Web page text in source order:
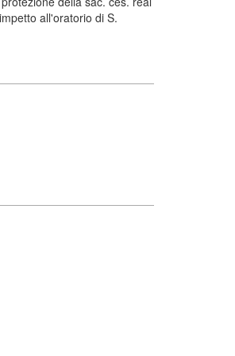
all'oratorio di S.